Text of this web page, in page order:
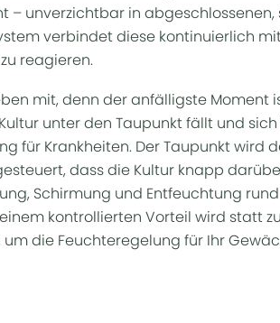
– unverzichtbar in abgeschlossenen,
verbindet diese kontinuierlich
reagieren.
mit, denn der anfälligste Moment
unter den Taupunkt fällt und sich
für Krankheiten. Der Taupunkt wird
dass die Kultur knapp
Schirmung und Entfeuchtung
kontrollierten Vorteil wird statt
die Feuchteregelung für Ihr